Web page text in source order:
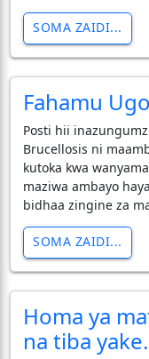
SOMA ZAIDI...
Fahamu
Posti hii
Brucellosis ni
kutoka kwa
maziwa ambayo
bidhaa zingine za
SOMA ZAIDI...
Homa ya
na tiba yake.